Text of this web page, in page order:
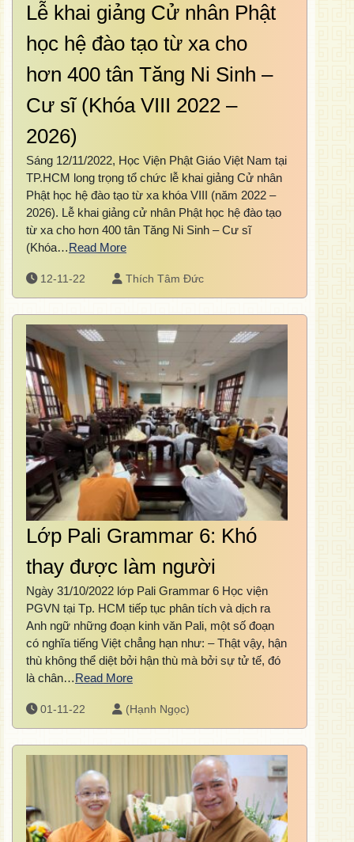
Lễ khai giảng Cử nhân Phật
học hệ đào tạo từ xa cho
hơn 400 tân Tăng Ni Sinh –
Cư sĩ (Khóa VIII 2022 –
2026)
Sáng 12/11/2022, Học Viện Phật Giáo Việt Nam tại
TP.HCM long trọng tổ chức lễ khai giảng Cử nhân
Phật học hệ đào tạo từ xa khóa VIII (năm 2022 –
2026). Lễ khai giảng cử nhân Phật học hệ đào tạo
từ xa cho hơn 400 tân Tăng Ni Sinh – Cư sĩ
(Khóa…Read More
12-11-22 Thích Tâm Đức
Lớp Pali Grammar 6: Khó
thay được làm người
Ngày 31/10/2022 lớp Pali Grammar 6 Học viện
PGVN tại Tp. HCM tiếp tục phân tích và dịch ra
Anh ngữ những đoạn kinh văn Pali, một số đoạn
có nghĩa tiếng Việt chẳng hạn như: – Thật vậy, hận
thù không thể diệt bởi hận thù mà bởi sự tử tế, đó
là chân…Read More
01-11-22 (Hạnh Ngọc)